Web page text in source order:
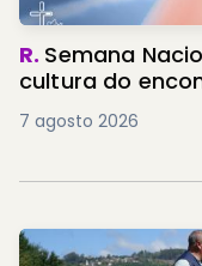
R. Semana
cultura do
7 agosto 2026